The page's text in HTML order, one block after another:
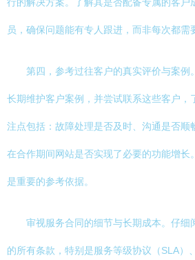
员，确保问题能有专人跟进，而非每次都需
第四，参考过往客户的真实评价与案例
长期维护客户案例，并尝试联系这些客户，
注点包括：故障处理是否及时、沟通是否顺
在合作期间网站是否实现了必要的功能增长
是重要的参考依据。
审视服务合同的细节与长期成本。仔细
的所有条款，特别是服务等级协议（SLA）